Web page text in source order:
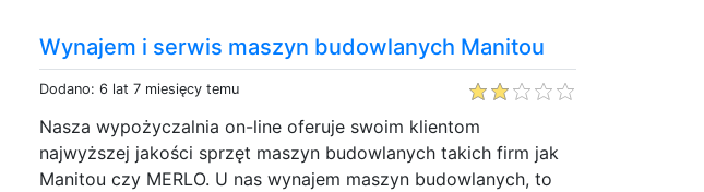
Wynajem i serwis maszyn budowlanych Manitou
Dodano: 6 lat 7 miesięcy temu
Nasza wypożyczalnia on-line oferuje swoim klientom
najwyższej jakości sprzęt maszyn budowlanych takich firm jak
Manitou czy MERLO. U nas wynajem maszyn budowlanych, to